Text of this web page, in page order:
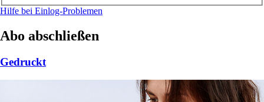
Hilfe bei Einlog-Problemen
Abo abschließen
Gedruckt